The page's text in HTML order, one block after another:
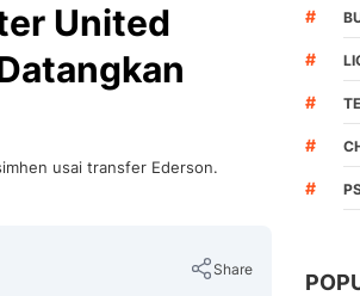
United
usai transfer Ederson.
Share
#
#
#
#
#